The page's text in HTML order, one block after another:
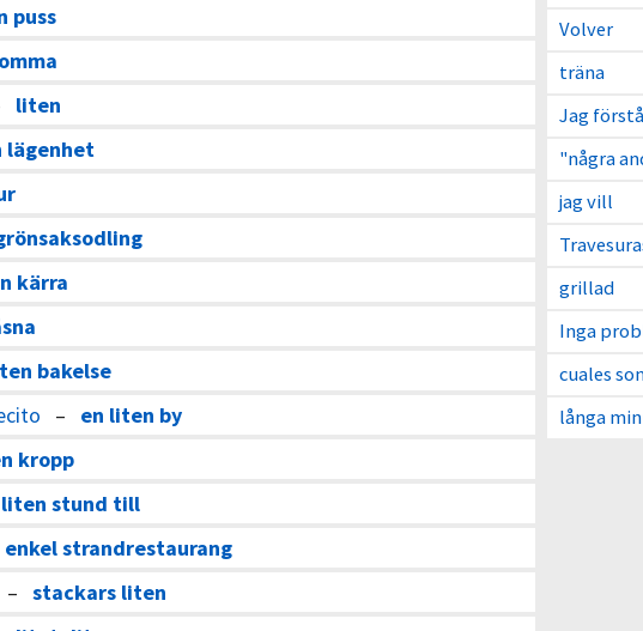
Volver
träna
Jag
"några
jag vill
grillad
Inga
cuales
långa
puss
liten
lägenhet
kärra
bakelse
– en liten by
kropp
liten stund till
strandrestaurang
– stackars liten